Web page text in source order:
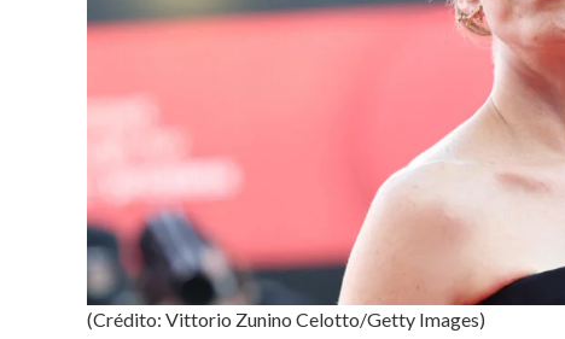
(Crédito: Vittorio Zunino Celotto/Getty Images)